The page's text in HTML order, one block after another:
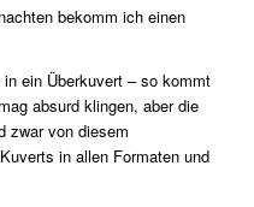
bekomm ich einen
ein Überkuvert – so kommt
absurd klingen, aber die
zwar von diesem
in allen Formaten und